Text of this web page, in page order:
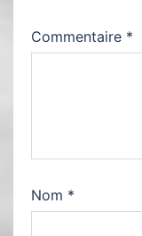
Commentaire *
Nom *